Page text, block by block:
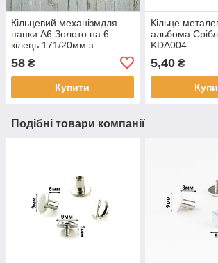
Кільцевий механізмдля
папки А6 Золото на 6
кілець 171/20мм з
58 ₴
Купити
Кільце
альбома
KDA004
5,40₴
Подібні товари компанії